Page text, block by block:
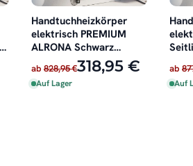
Handtuchheizkörper
elektrisch PREMIUM
ALRONA Schwarz
Seitlich offen rechts
oder links inkl. Heizstab
ab 828,95 €318,95 €
Auf Lager
ab
Auf